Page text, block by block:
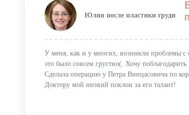
Юлия после пластики груди
У меня, как и у многих, возникли проблемы с
это было совсем грустно(. Хочу
Сделала операцию у Петра Винцасовича по
Доктору мой низкий поклон за его талант!